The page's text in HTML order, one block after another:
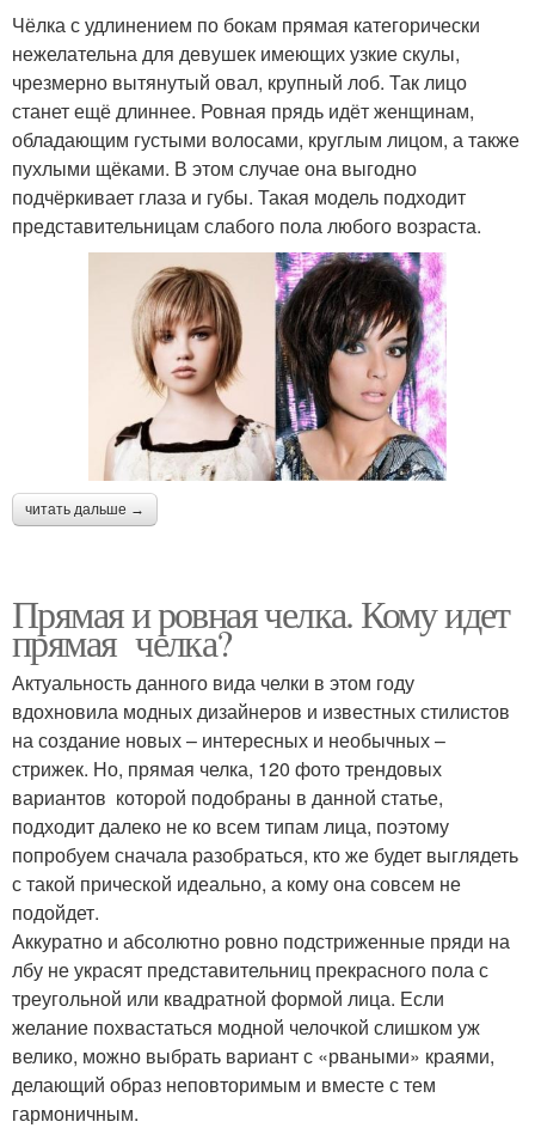
Чёлка с удлинением по бокам прямая категорически
нежелательна для девушек имеющих узкие скулы,
чрезмерно вытянутый овал, крупный лоб. Так лицо
станет ещё длиннее. Ровная прядь идёт женщинам,
обладающим густыми волосами, круглым лицом, а также
пухлыми щёками. В этом случае она выгодно
подчёркивает глаза и губы. Такая модель подходит
представительницам слабого пола любого возраста.
читать дальше →
Прямая и ровная челка. Кому идет
прямая челка?
Актуальность данного вида челки в этом году
вдохновила модных дизайнеров и известных стилистов
на создание новых – интересных и необычных –
стрижек. Но, прямая челка, 120 фото трендовых
вариантов которой подобраны в данной статье,
подходит далеко не ко всем типам лица, поэтому
попробуем сначала разобраться, кто же будет выглядеть
с такой прической идеально, а кому она совсем не
подойдет.
Аккуратно и абсолютно ровно подстриженные пряди на
лбу не украсят представительниц прекрасного пола с
треугольной или квадратной формой лица. Если
желание похвастаться модной челочкой слишком уж
велико, можно выбрать вариант с «рваными» краями,
делающий образ неповторимым и вместе с тем
гармоничным.